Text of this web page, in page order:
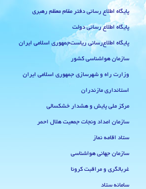
پایگاه اطلاع رسانی دفتر مقام معظم رهبری
پایگاه اطلاع رسانی دولت
پایگاه اطلاع‌رسانی ریاست‌جمهوری اسلامی ایران
سازمان هواشناسی کشور
وزارت راه و شهرسازی جمهوری اسلامی ایران
استانداری مازندران
مرکز ملی پایش و هشدار خشکسالی
سازمان امداد ونجات جمعیت هلال احمر
ستاد اقامه نماز
سازمان جهانی هواشناسی
غربالگری و مراقبت کرونا
سامانه ستاد